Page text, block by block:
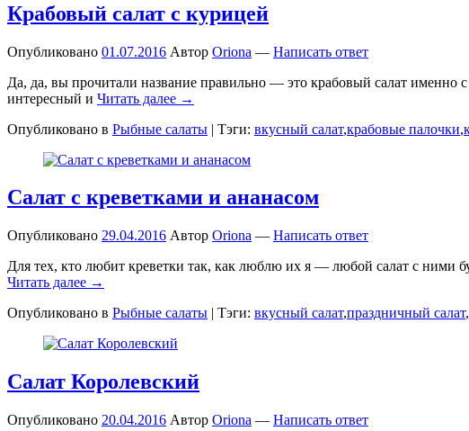
Крабовый салат с курицей
Опубликовано 01.07.2016 Автор Oriona — Написать ответ
Да, да, вы прочитали название правильно — это крабовый салат именно
интересный и Читать далее →
Опубликовано в Рыбные салаты | Тэги: вкусный салат,крабовые палочки,
Салат с креветками и ананасом
Опубликовано 29.04.2016 Автор Oriona — Написать ответ
Для тех, кто любит креветки так, как люблю их я — любой салат с ними
Читать далее →
Опубликовано в Рыбные салаты | Тэги: вкусный салат,праздничный салат,
Салат Королевский
Опубликовано 20.04.2016 Автор Oriona — Написать ответ